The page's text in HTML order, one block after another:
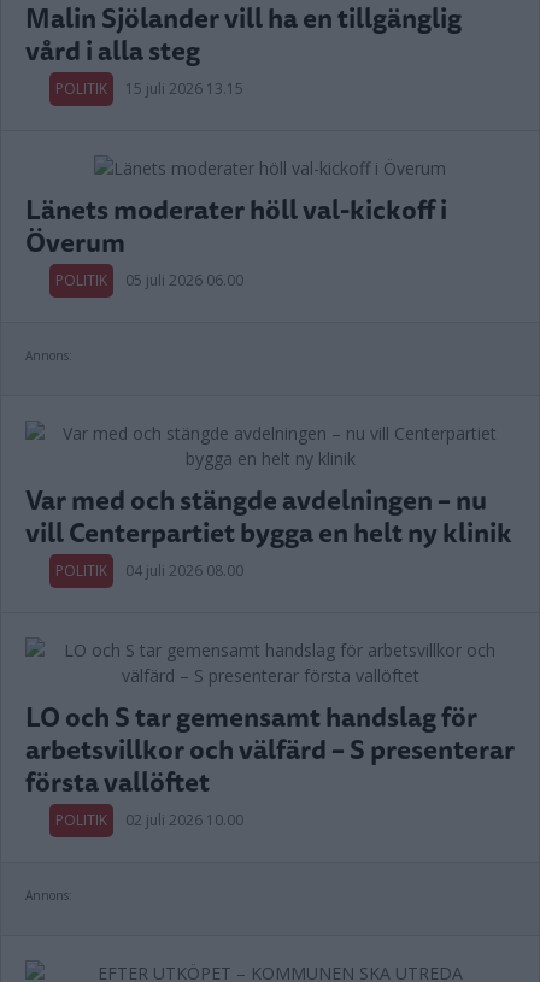
Malin Sjölander vill ha en tillgänglig
vård i alla steg
POLITIK 15 juli 2026 13.15
Länets moderater höll val-kickoff i
Överum
POLITIK 05 juli 2026 06.00
Annons:
Var med och stängde avdelningen – nu
vill Centerpartiet bygga en helt ny klinik
POLITIK 04 juli 2026 08.00
LO och S tar gemensamt handslag för
arbetsvillkor och välfärd – S presenterar
första vallöftet
POLITIK 02 juli 2026 10.00
Annons: